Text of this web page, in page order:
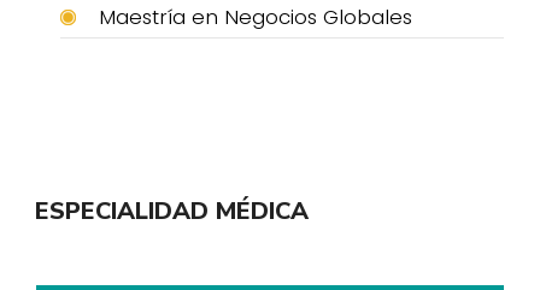
Maestría en Negocios Globales
ESPECIALIDAD MÉDICA